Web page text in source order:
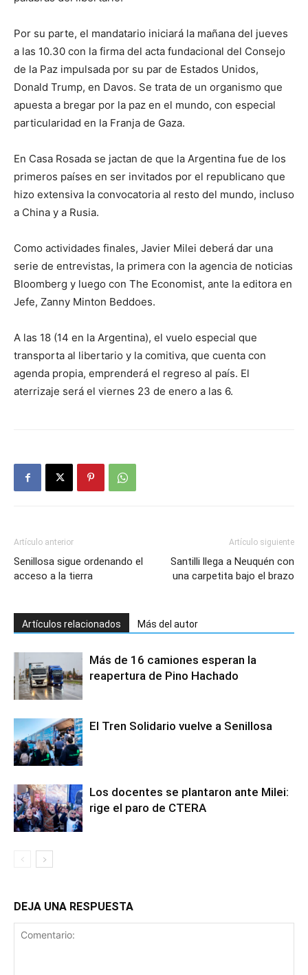
Por su parte, el mandatario iniciará la mañana del jueves
a las 10.30 con la firma del acta fundacional del Consejo
de la Paz impulsada por su par de Estados Unidos,
Donald Trump, en Davos. Se trata de un organismo que
apuesta a bregar por la paz en el mundo, con especial
particularidad en la Franja de Gaza.
En Casa Rosada se jactan de que la Argentina fue de los
primeros países en ser invitados por el republicano que
hizo extensiva la convocatoria al resto del mundo, incluso
a China y a Rusia.
Como actividades finales, Javier Milei deberá dar una
serie de entrevistas, la primera con la agencia de noticias
Bloomberg y luego con The Economist, ante la editora en
Jefe, Zanny Minton Beddoes.
A las 18 (14 en la Argentina), el vuelo especial que
transporta al libertario y la comitiva, que cuenta con
agenda propia, emprenderá el regreso al país. El
aterrizaje será el viernes 23 de enero a las 6.
Artículo anterior
Senillosa sigue ordenando el
acceso a la tierra
Artículo siguiente
Santilli llega a Neuquén con
una carpetita bajo el brazo
Artículos relacionados Más del autor
Más de 16 camiones esperan la
reapertura de Pino Hachado
El Tren Solidario vuelve a Senillosa
Los docentes se plantaron ante Milei:
rige el paro de CTERA
DEJA UNA RESPUESTA